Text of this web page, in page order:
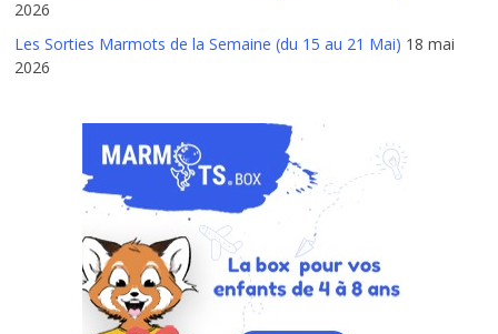
2026
Les Sorties Marmots de la Semaine (du 15 au 21 Mai) 18 mai
2026